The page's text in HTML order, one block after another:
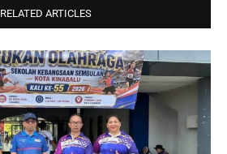
RELATED ARTICLES